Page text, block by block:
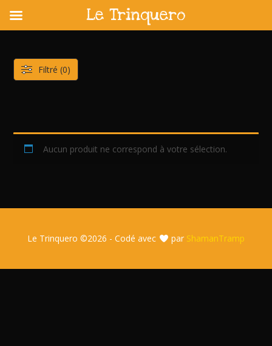
content
Aucun produit ne correspond à votre sélection.
Filtré (0)
Le Trinquero ©2026 - Codé avec par ShamanTramp
Le Trinquero